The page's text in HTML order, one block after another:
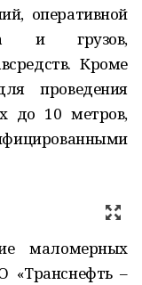
оперативной
и грузов,
Кроме
проведения
до 10 метров,
маломерных
«Транснефть –